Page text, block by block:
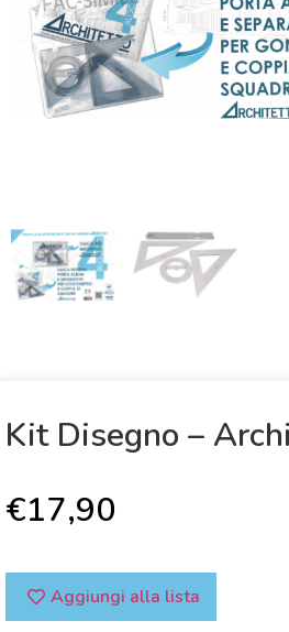
Kit Disegno –
€17,90
Aggiungi alla lista